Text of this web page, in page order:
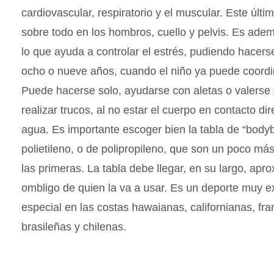
cardiovascular, respiratorio y el muscular. Este
sobre todo en los hombros, cuello y pelvis. Es
lo que ayuda a controlar el estrés, pudiendo
ocho o nueve años, cuando el niño ya puede
Puede hacerse solo, ayudarse con aletas o
realizar trucos, al no estar el cuerpo en contacto
agua. Es importante escoger bien la tabla de
polietileno, o de polipropileno, que son un poco
las primeras. La tabla debe llegar, en su largo,
ombligo de quien la va a usar. Es un deporte muy
especial en las costas hawaianas, californianas,
brasileñas y chilenas.